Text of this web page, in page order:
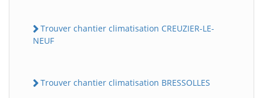
Trouver chantier climatisation CREUZIER-LE-
NEUF
Trouver chantier climatisation BRESSOLLES